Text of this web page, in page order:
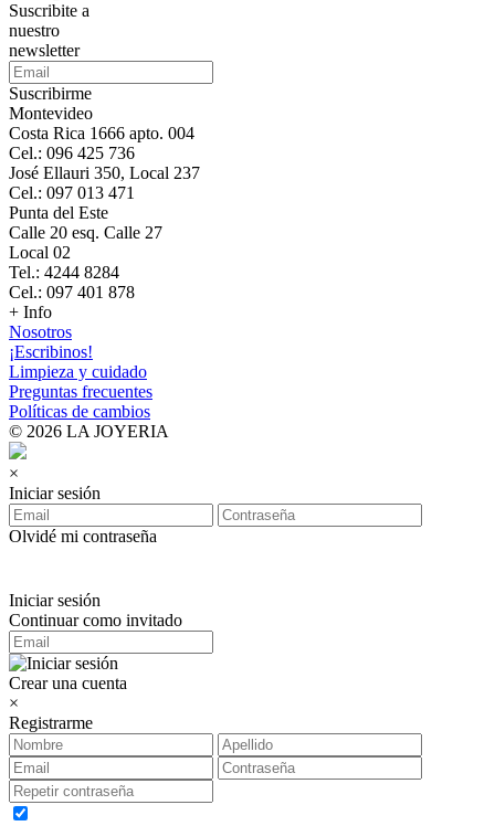
Suscribite a
nuestro
newsletter
Suscribirme
Montevideo
Costa Rica 1666 apto. 004
Cel.: 096 425 736
José Ellauri 350, Local 237
Cel.: 097 013 471
Punta del Este
Calle 20 esq. Calle 27
Local 02
Tel.: 4244 8284
Cel.: 097 401 878
+ Info
Nosotros
¡Escribinos!
Limpieza y cuidado
Preguntas frecuentes
Políticas de cambios
© 2026 LA JOYERIA
×
Iniciar sesión
Olvidé mi contraseña
Iniciar sesión
Continuar como invitado
Crear una cuenta
×
Registrarme